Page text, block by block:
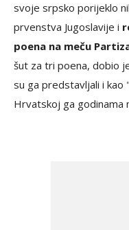
svoje srpsko porijeklo
prvenstva Jugoslavije i
poena na meču
šut za tri poena, dobio
su ga predstavljali i kao
Hrvatskoj ga godinama